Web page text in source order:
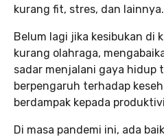
kurang fit, stres, dan lainnya.
Belum lagi jika kesibukan di
kurang olahraga,
sadar menjalani gaya hidup
berpengaruh terhadap
berdampak kepada
Di masa pandemi ini, ada